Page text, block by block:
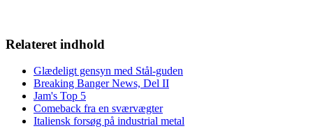
Relateret indhold
Glædeligt gensyn med Stål-guden
Breaking Banger News, Del II
Jam's Top 5
Comeback fra en sværvægter
Italiensk forsøg på industrial metal